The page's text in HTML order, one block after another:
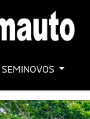
SEMINOVOS